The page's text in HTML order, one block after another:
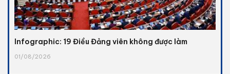
Infographic: 19 Điều Đảng viên không được làm
01/08/2026